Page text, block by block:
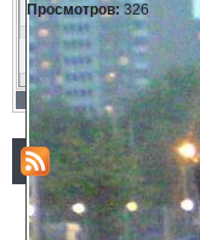
Просмотров:326